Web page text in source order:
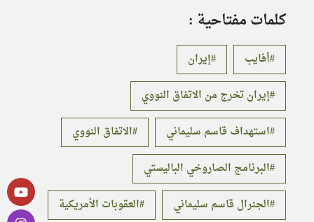
كلمات مفتاحية :
أفايب
إيران
إيران تخرج من الاتفاق النووي
استهداف قاسم سليماني
الاتفاق النووي
البرنامج الصاروخي الباليستي
الجنرال قاسم سليماني
العقوبات الأمريكية